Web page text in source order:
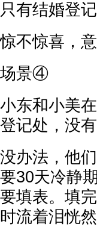
只有结婚登
惊不惊喜，
场景④
小东和小美
登记处，没
没办法，他
要30天冷静
要填表。填
时流着泪恍